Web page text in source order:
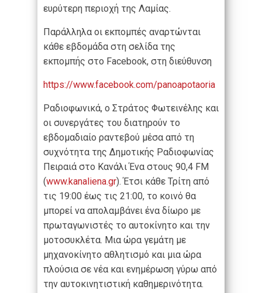
ευρύτερη περιοχή της Λαμίας.
Παράλληλα οι εκπομπές αναρτώνται
κάθε εβδομάδα στη σελίδα της
εκπομπής στο Facebook, στη διεύθυνση
https://www.facebook.com/panoapotaoria
Ραδιοφωνικά, ο Στράτος Φωτεινέλης και
οι συνεργάτες του διατηρούν το
εβδομαδιαίο ραντεβού μέσα από τη
συχνότητα της Δημοτικής Ραδιοφωνίας
Πειραιά στο Κανάλι Ένα στους 90,4 FM
(www.kanaliena.gr). Έτσι κάθε Τρίτη από
τις 19:00 έως τις 21:00, το κοινό θα
μπορεί να απολαμβάνει ένα δίωρο με
πρωταγωνιστές το αυτοκίνητο και την
μοτοσυκλέτα. Μια ώρα γεμάτη με
μηχανοκίνητο αθλητισμό και μια ώρα
πλούσια σε νέα και ενημέρωση γύρω από
την αυτοκινητιστική καθημερινότητα.